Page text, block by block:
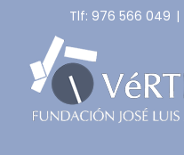
content
Tlf: 976 566 049 |